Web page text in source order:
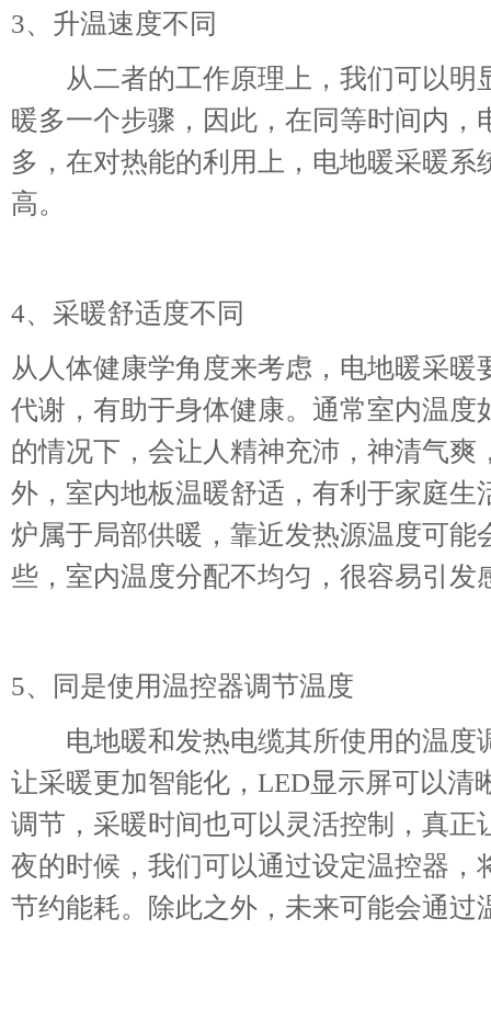
3、升温速度不同
从二者的工作原理上，我们可以明
暖多一个步骤，因此，在同等时间内
多，在对热能的利用上，电地暖采暖
高。
4、采暖舒适度不同
从人体健康学角度来考虑，电地暖采
代谢，有助于身体健康。通常室内温
的情况下，会让人精神充沛，神清气
外，室内地板温暖舒适，有利于家庭
炉属于局部供暖，靠近发热源温度可
些，室内温度分配不均匀，很容易引发
5、同是使用温控器调节温度
电地暖和发热电缆其所使用的温度
让采暖更加智能化，LED显示屏可以清
调节，采暖时间也可以灵活控制，真
夜的时候，我们可以通过设定温控器
节约能耗。除此之外，未来可能会通过